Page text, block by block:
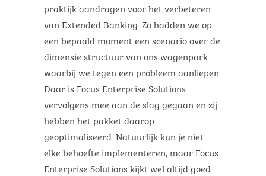
praktijk aandragen voor het verbeteren
van Extended Banking. Zo hadden we op
een bepaald moment een scenario over de
dimensie structuur van ons wagenpark
waarbij we tegen een probleem aanliepen.
Daar is Focus Enterprise Solutions
vervolgens mee aan de slag gegaan en zij
hebben het pakket daarop
geoptimaliseerd. Natuurlijk kun je niet
elke behoefte implementeren, maar Focus
Enterprise Solutions kijkt wel altijd goed